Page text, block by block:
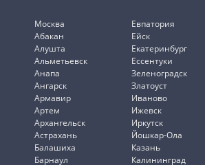
Москва
Абакан
Алушта
Альметьевск
Анапа
Ангарск
Армавир
Артем
Архангельск
Астрахань
Балашиха
Барнаул
Евпатория
Ейск
Екатеринбург
Ессентуки
Зеленоградск
Златоуст
Иваново
Ижевск
Иркутск
Йошкар-Ола
Казань
Калининград